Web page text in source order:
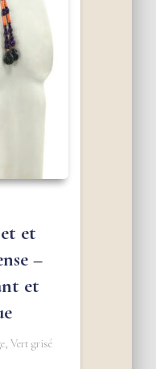
et
–
et
Vert grisé